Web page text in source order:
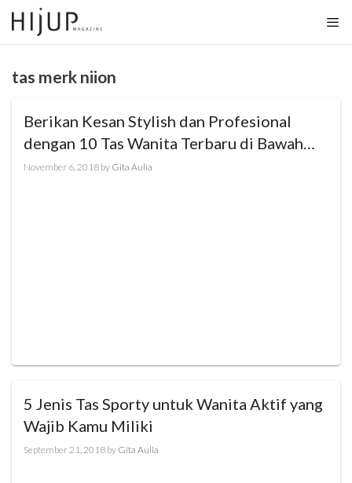
Skip
to
content
tas merk niion
Berikan Kesan Stylish dan Profesional
dengan 10 Tas Wanita Terbaru di Bawah
500ribu
November 6, 2018 by Gita Aulia
5 Jenis Tas Sporty untuk Wanita Aktif yang
Wajib Kamu Miliki
September 21, 2018 by Gita Aulia